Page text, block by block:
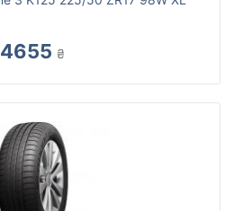
4655 ₴